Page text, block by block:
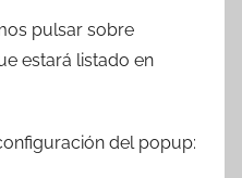
pulsar sobre
estará listado en
del popup: